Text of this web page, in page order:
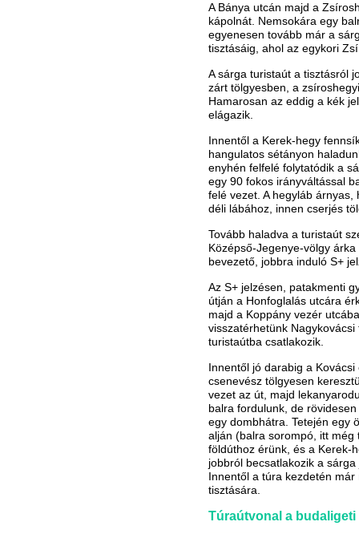
A Bánya utcán majd a
kápolnát. Nemsokára egy
egyenesen tovább már a
tisztásáig, ahol az egykori
A sárga turistaút a tisztásról
zárt tölgyesben, a
Hamarosan az eddig a kék
elágazik.
Innentől a Kerek-hegy
hangulatos sétányon
enyhén felfelé folytatódik a
egy 90 fokos irányváltással
felé vezet. A hegyláb
déli lábához, innen cserjés
Tovább haladva a turistaút
Középső-Jegenye-völgy
bevezető, jobbra induló S+
Az S+ jelzésen, patakmenti
útján a Honfoglalás utcára
majd a Koppány vezér
visszatérhetünk
turistaútba csatlakozik.
Innentől jó darabig a
csenevész tölgyesen
vezet az út, majd
balra fordulunk, de
egy dombhátra. Tetején egy
alján (balra sorompó, itt
földúthoz érünk, és a Kerek-
jobbról becsatlakozik a
Innentől a túra kezdetén
tisztására.
Túraútvonal a